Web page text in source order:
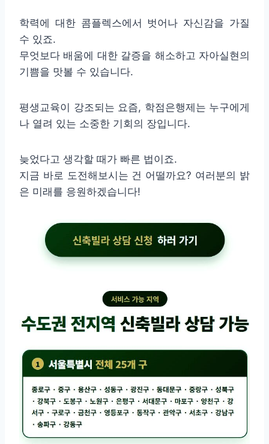
학력에 대한 콤플렉스에서 벗어나 자신감을 가질
수 있죠.
무엇보다 배움에 대한 갈증을 해소하고 자아실현의
기쁨을 맛볼 수 있습니다.
평생교육이 강조되는 요즘, 학점은행제는 누구에게
나 열려 있는 소중한 기회의 장입니다.
늦었다고 생각할 때가 빠른 법이죠.
지금 바로 도전해보시는 건 어떨까요? 여러분의 밝
은 미래를 응원하겠습니다!